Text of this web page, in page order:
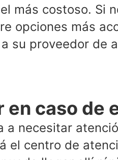
más costoso. Si
opciones más
su proveedor de
en caso de
a necesitar
el centro de